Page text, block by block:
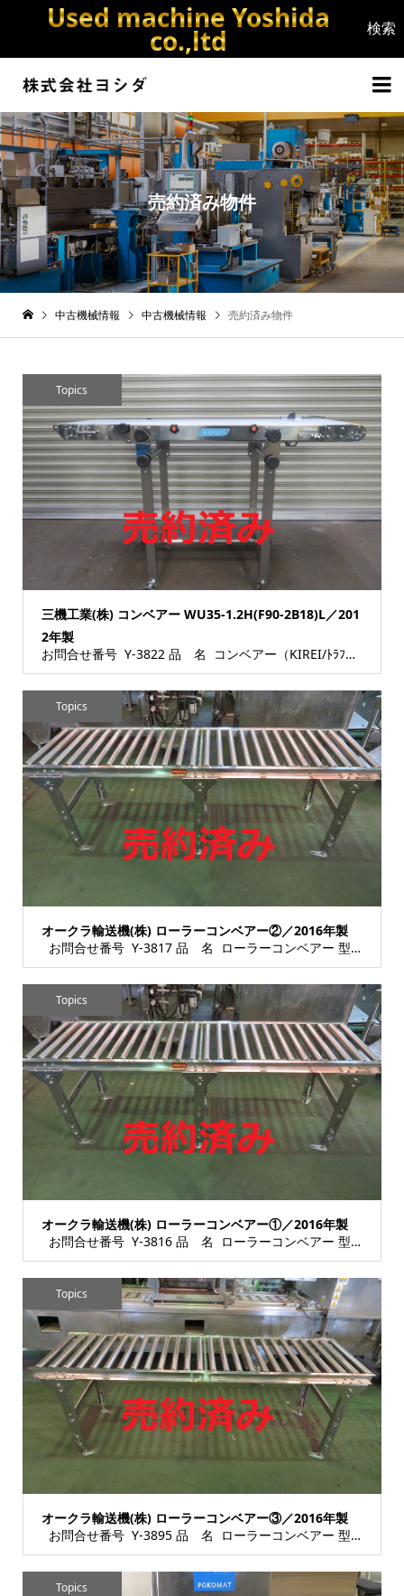
Used machine Yoshida
co.,ltd


売約済み物件
中古機械情報 中古機械情報 売約済み物件
三機工業(株) コンベアー WU35-1.2H(F90-2B18)L／201
2年製
お問合せ番号 Y-3822 品 名 コンベアー（KIREI/ﾄﾗﾌ型） 型 式 WU35-1....
Topics
オークラ輸送機(株) ローラーコンベアー②／2016年製
お問合せ番号 Y-3817 品 名 ローラーコンベアー 型 式 種 類 コン...
Topics
オークラ輸送機(株) ローラーコンベアー①／2016年製
お問合せ番号 Y-3816 品 名 ローラーコンベアー 型 式 種 類 コン...
Topics
オークラ輸送機(株) ローラーコンベアー③／2016年製
お問合せ番号 Y-3895 品 名 ローラーコンベアー 型 式 種 類 コン...
Topics
Topics